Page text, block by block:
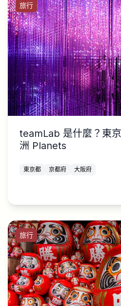
旅行
teamLab 是什麼？東
洲 Planets
東京都 京都府 大阪府
旅行